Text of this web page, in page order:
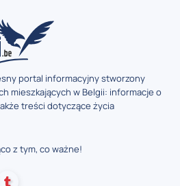
portal informacyjny stworzony
mieszkających w Belgii: informacje o
treści dotyczące życia
z tym, co ważne!